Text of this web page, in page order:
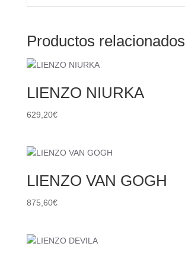
Productos relacionados
LIENZO NIURKA
629,20€
LIENZO VAN GOGH
875,60€